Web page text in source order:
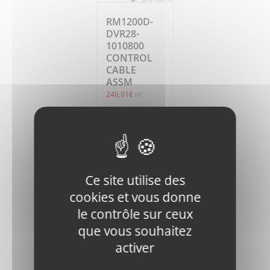
RM1200D-
DVR28-
1010800
CONTROL
CABLE
ASSM
246,91€ HT
Ajouter
au
panier
Détails
Ce site utilise des
cookies et vous donne
le contrôle sur ceux
que vous souhaitez
activer